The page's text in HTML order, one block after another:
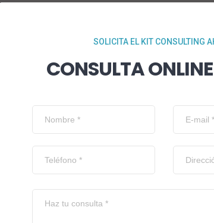
SOLICITA EL KIT CONSULTING
CONSULTA ONLINE